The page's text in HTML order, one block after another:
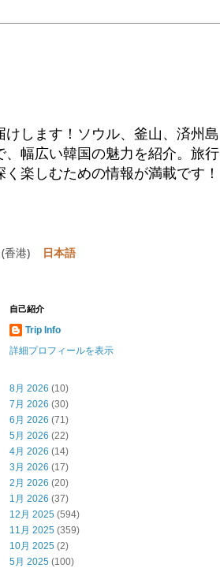
します！ソウル、釜山、済州島
幅広い韓国の魅力を紹介。旅行
楽しむための情報が満載です！
香港) 日本語
自己紹介
Trip Info
詳細プロフィールを表示
8月 2026 (10)
7月 2026 (30)
6月 2026 (71)
5月 2026 (22)
4月 2026 (14)
3月 2026 (17)
2月 2026 (20)
1月 2026 (37)
12月 2025 (594)
11月 2025 (359)
10月 2025 (2)
5月 2025 (100)